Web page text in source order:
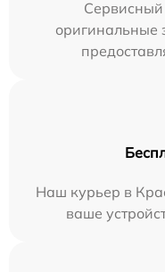
Сервисный
оригинальные
Наш курьер в
ваше